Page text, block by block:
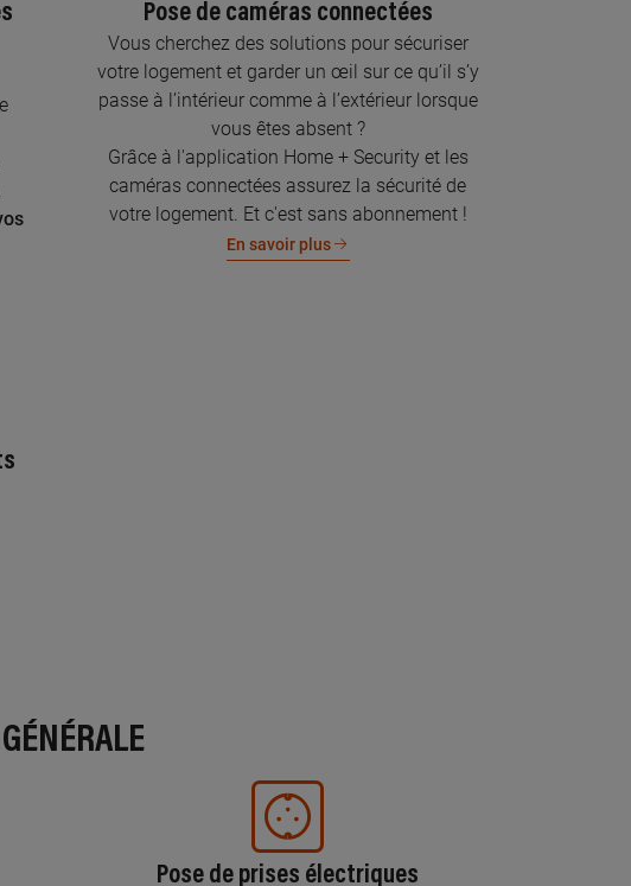
Pose de caméras connectées
Vous cherchez des solutions pour sécuriser
votre logement et garder un œil sur ce qu’il s’y
passe à l’intérieur comme à l’extérieur lorsque
vous êtes absent ?
Grâce à l'application Home + Security et les
caméras connectées assurez la sécurité de
votre logement. Et c'est sans abonnement !
En savoir plus
Pose de prises électriques